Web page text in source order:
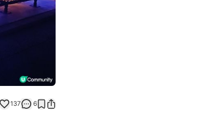
137 6